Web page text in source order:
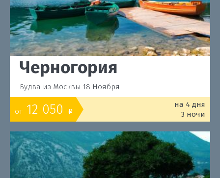
Черногория
Будва из Москвы 18 Ноября
от 12 050 o
на 4 дня
3 ночи